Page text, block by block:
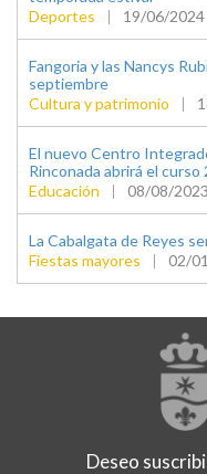
Deportes
| 19/06/2024
Fangoria y las Nancys
septiembre
Cultura y patrimonio
|
El nuevo Centro
Rinconada abrirá el curso
Educación
| 08/08/2023
La Cabalgata de Reyes
Fiestas mayores
| 02/
Deseo